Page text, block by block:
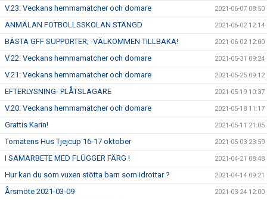
V.23: Veckans hemmamatcher och domare 2021-06-07 08:50
ANMÄLAN FOTBOLLSSKOLAN STÄNGD 2021-06-02 12:14
BÄSTA GFF SUPPORTER; -VÄLKOMMEN TILLBAKA! 2021-06-02 12:00
V.22: Veckans hemmamatcher och domare 2021-05-31 09:24
V.21: Veckans hemmamatcher och domare 2021-05-25 09:12
EFTERLYSNING- PLÅTSLAGARE 2021-05-19 10:37
V.20: Veckans hemmamatcher och domare 2021-05-18 11:17
Grattis Karin! 2021-05-11 21:05
Tomatens Hus Tjejcup 16-17 oktober 2021-05-03 23:59
I SAMARBETE MED FLÜGGER FÄRG ! 2021-04-21 08:48
Hur kan du som vuxen stötta barn som idrottar ? 2021-04-14 09:21
Årsmöte 2021-03-09 2021-03-24 12:00